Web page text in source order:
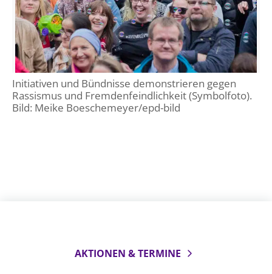
Initiativen und Bündnisse demonstrieren gegen
Rassismus und Fremdenfeindlichkeit (Symbolfoto).
Bild: Meike Boeschemeyer/epd-bild
AKTIONEN & TERMINE